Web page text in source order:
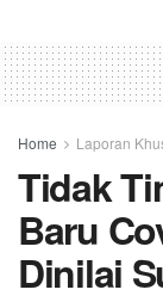
Home Laporan
Tidak
Baru
Dinilai